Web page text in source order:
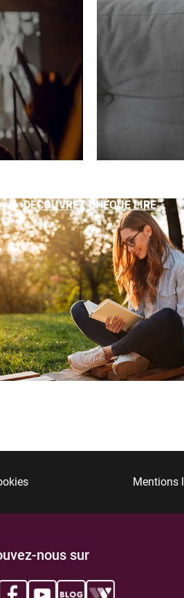
DÉCOUVREZ CHÈQUE LIRE
Mentions
nous sur